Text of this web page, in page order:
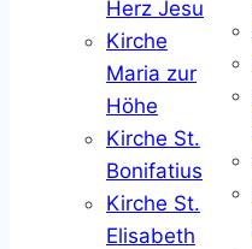
Herz Jesu
Kirche
Maria zur
Höhe
Kirche St.
Bonifatius
Kirche St.
Elisabeth